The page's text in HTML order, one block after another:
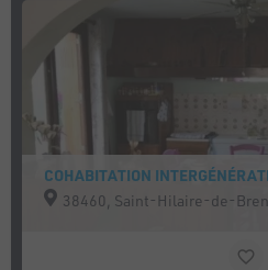
COHABITATION
38460, Saint-Hilaire-de-